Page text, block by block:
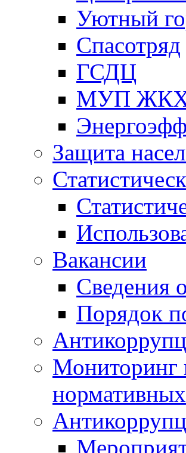
Уютный
Спасотряд
ГСДЦ
МУП
Защита
Вакансии
Сведения
Порядок
Мониторинг